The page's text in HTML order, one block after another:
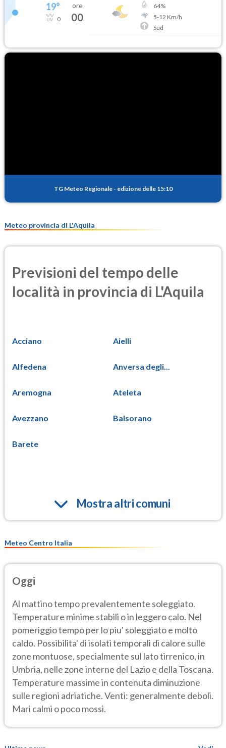
19°
0
ore
00
64%
5-12 Km/h
Sud
TG Meteo Regionale - edizione delle 15:10
Meteo provincia di L'Aquila
Previsioni del tempo delle
località in provincia di L'Aquila
Acciano Aielli
Alfedena Anversa degli...
Aremogna Ateleta
Avezzano Balsorano
Barete
Mostra altri comuni
Meteo Centro Italia
Oggi
Al mattino tempo prevalentemente soleggiato.
Temperature minime stabili o in leggero calo. Nel
pomeriggio tempo per lo piu' soleggiato e molto
caldo. Possibilita' di isolati temporali di calore sulle
zone montuose, specialmente sul lato tirrenico, in
Umbria, nelle zone interne del Lazio e della Toscana.
Temperature massime in contenuta diminuzione
sulle regioni adriatiche. Venti: generalmente deboli.
Mari calmi o poco mossi.